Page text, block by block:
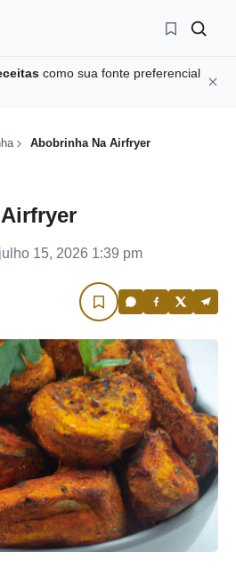
como sua fonte preferencial
Abobrinha Na Airfryer
julho 15, 2026 1:39 pm